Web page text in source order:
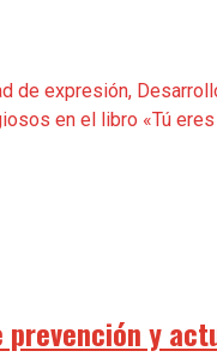
de expresión,
en el libro «Tú eres
y